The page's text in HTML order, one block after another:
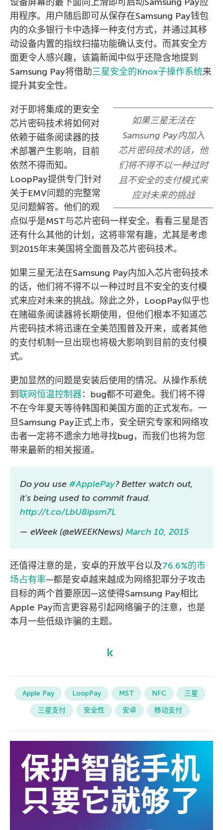
用程序。用户随后即可从保存在Samsung Pay钱包
内的众多银行卡中选择一种支付方式，并通过其移
动设备内置的指纹扫描功能确认支付。而其安全方
面更令人感兴趣，该篇新闻中似乎还隐含地提到
Samsung Pay将借助三星安全的Knox子操作系统来
提升其安全性。
如果三星无法在
Samsung Pay内加入
芯片密码技术的话，他
们将不得不以一种过时
且不安全的支付模式来
应对未来的挑战
对于即将集成的更安全
芯片密码技术将如何对
依赖于磁条阅读器的技
术部署产生影响，目前
依然不得而知。
LoopPay提供专门针对
关于EMV问题的完整常
见问题解答。他们的观
点似乎是MST与芯片密码一样安全。看看三星是否
还有什么其他的计划，这将非常有趣，尤其是考虑
到2015年末美国将全面普及芯片密码技术。
如果三星无法在Samsung Pay内加入芯片密码技术
的话，他们将不得不以一种过时且不安全的支付模
式来应对未来的挑战。除此之外，LoopPay似乎也
在赌磁条阅读器将长期使用，但他们根本不知道芯
片密码技术将迅速在全美范围普及开来，或者其他
的支付机制一旦出现也将极大影响到目前的支付模
式。
更加显然的问题是安装后使用的情况。从操作系统
到 联网恒温控制器：bug都不可避免。我们将不得
不在今年夏天等待韩国和美国方面的正式发布。一
旦Samsung Pay正式上市，安全研究专家和网络攻
击者一定将不遗余力地寻找bug，而我们也将为您
带来最新的相关报道。
Do you use #ApplePay? Better watch out,
it's being used to commit fraud.
http://t.co/LbU8ipsm7L
— eWeek (@eWEEKNews) March 10, 2015
还值得注意的是，安卓的开放平台以及76.6%的市
场占有率—都是安卓越来越成为网络犯罪分子攻击
目标的两个首要原因—这使得Samsung Pay相比
Apple Pay而言更容易引起网络骗子的注意，也是
本月一些低级诈骗的主题。
Apple Pay LoopPay MST NFC
三星
三星支付
安全性 安卓 移动支付